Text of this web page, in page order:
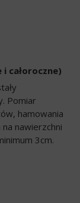
całoroczne)
Pomiar
hamowania
nawierzchni
3cm.